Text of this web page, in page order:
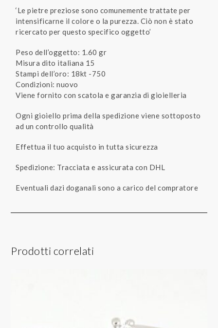
‘Le pietre preziose sono comunemente trattate per
intensificarne il colore o la purezza. Ciò non è stato
ricercato per questo specifico oggetto’
Peso dell’oggetto: 1.60 gr
Misura dito italiana 15
Stampi dell’oro: 18kt -750
Condizioni: nuovo
Viene fornito con scatola e garanzia di gioielleria
Ogni gioiello prima della spedizione viene sottoposto
ad un controllo qualità
Effettua il tuo acquisto in tutta sicurezza
Spedizione: Tracciata e assicurata con DHL
Eventuali dazi doganali sono a carico del compratore
Prodotti correlati